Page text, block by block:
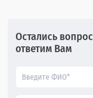
Остались
ответим Вам